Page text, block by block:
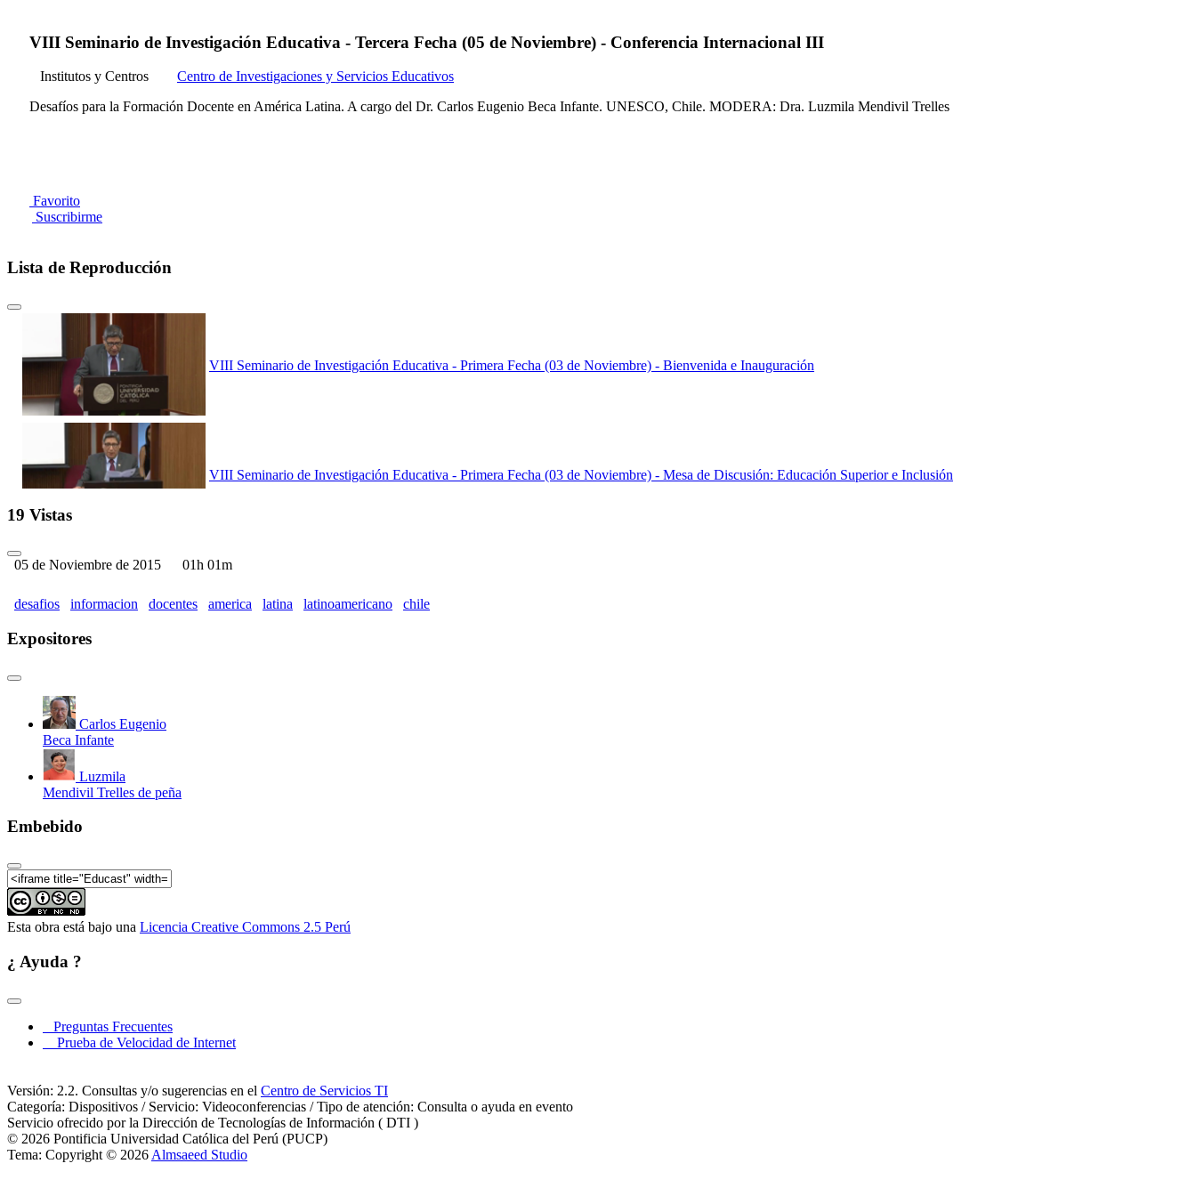
VIII Seminario de Investigación Educativa - Tercera Fecha (05 de Noviembre) - Conferencia Internacional III
Institutos y Centros
Centro de Investigaciones y Servicios Educativos
Desafíos para la Formación Docente en América Latina. A cargo del Dr. Carlos Eugenio Beca Infante. UNESCO, Chile. MODERA: Dra. Luzmila Mendivil Trelles
Favorito
Suscribirme
Lista de Reproducción
VIII Seminario de Investigación Educativa - Primera Fecha (03 de Noviembre) - Bienvenida e Inauguración
VIII Seminario de Investigación Educativa - Primera Fecha (03 de Noviembre) - Mesa de Discusión: Educación Superior e Inclusión
VIII Seminario de Investigación Educativa - Segunda Fecha (04 de Noviembre) - Conferencia Internacional II
19 Vistas
05 de Noviembre de 2015 01h 01m
desafios informacion docentes america latina latinoamericano chile
Expositores
Carlos Eugenio
Beca Infante
Luzmila
Mendivil Trelles de peña
Embebido
Esta obra está bajo una Licencia Creative Commons 2.5 Perú
¿ Ayuda ?
Preguntas Frecuentes
Prueba de Velocidad de Internet
Versión: 2.2. Consultas y/o sugerencias en el Centro de Servicios TI
Categoría: Dispositivos / Servicio: Videoconferencias / Tipo de atención: Consulta o ayuda en evento
Servicio ofrecido por la Dirección de Tecnologías de Información ( DTI )
© 2026 Pontificia Universidad Católica del Perú (PUCP)
Tema: Copyright © 2026 Almsaeed Studio